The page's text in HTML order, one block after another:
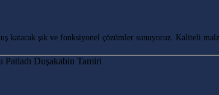
katacak şık ve fonksiyonel çözümler sunuyoruz. Kaliteli